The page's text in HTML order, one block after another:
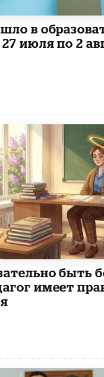
в
июля по 2
быть
имеет